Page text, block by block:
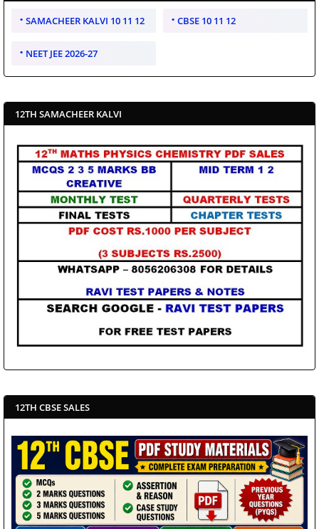
SAMACHEER KALVI 10 11 12 CBSE 10 11 12
NEET JEE 2026-27
12TH SAMACHEER KALVI
12TH CBSE SALES